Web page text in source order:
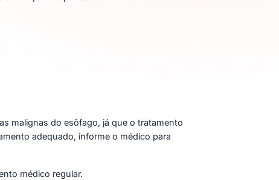
malignas do esôfago, já que o tratamento
adequado, informe o médico para
médico regular.